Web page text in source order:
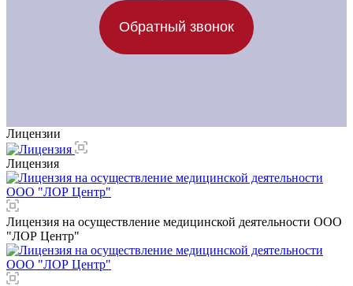
Обратный звонок
Лицензии
Лицензия
Лицензия на осуществление медицинской деятельности ООО
"ЛОР Центр"